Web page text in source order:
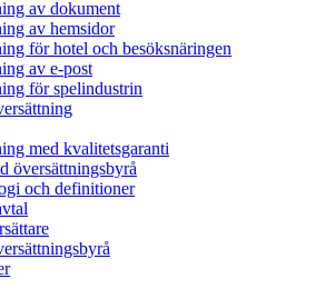
av dokument
av hemsidor
för hotel och besöksnäringen
av e-post
för spelindustrin
med kvalitetsgaranti
översättningsbyrå
och definitioner